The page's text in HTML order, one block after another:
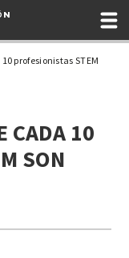
profesionistas STEM
CADA 10
SON